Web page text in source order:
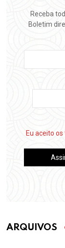
Receba
Boletim
Eu aceito
ARQUIVOS